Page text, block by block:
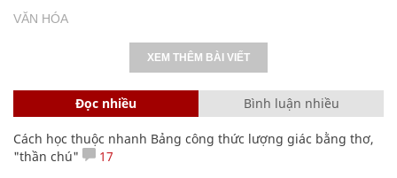
VĂN HÓA
XEM THÊM BÀI VIẾT
Đọc nhiều Bình luận nhiều
Cách học thuộc nhanh Bảng công thức lượng giác bằng thơ,
"thần chú"
17